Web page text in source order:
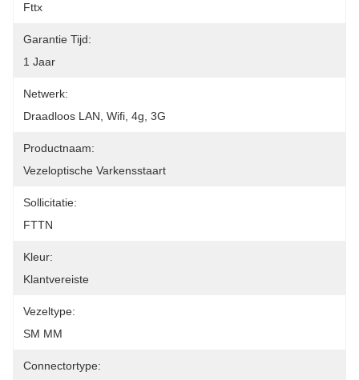
Fttx
Garantie Tijd:
1 Jaar
Netwerk:
Draadloos LAN, Wifi, 4g, 3G
Productnaam:
Vezeloptische Varkensstaart
Sollicitatie:
FTTN
Kleur:
Klantvereiste
Vezeltype:
SM MM
Connectortype: